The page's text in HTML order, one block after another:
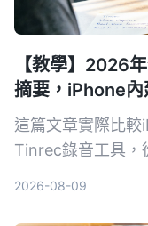
【教學】2026
摘要，iPhone
這篇文章實際比
Tinrec錄音工具，
2026-08-09